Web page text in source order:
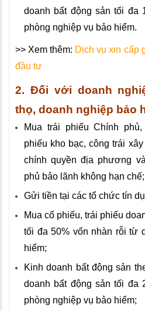
doanh bất động sản tối đa
phòng nghiệp vụ bảo hiểm.
>> Xem thêm: Dịch vụ xin cấp
đầu tư
2. Đối với doanh
thọ, doanh nghiệp bảo
Mua trái phiếu Chính
phiếu kho bạc, công trái
chính quyền địa phương
phủ bảo lãnh không hạn chế;
Gửi tiền tại các tổ chức tín
Mua cổ phiếu, trái phiếu
tối đa 50% vốn nhàn rỗi từ
hiểm;
Kinh doanh bất động sản
doanh bất động sản tối đa
phòng nghiệp vụ bảo hiểm;